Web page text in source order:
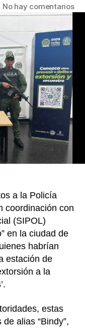
er
e
st
m
p
ar
tir
No hay comentariosen
por
a la Policía
coordinación con
(SIPOL)
en la ciudad de
habrían
estación de
a la
estas
alias “Bindy”,